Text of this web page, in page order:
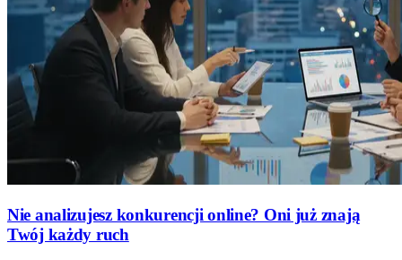
Nie analizujesz konkurencji online? Oni już znają
Twój każdy ruch